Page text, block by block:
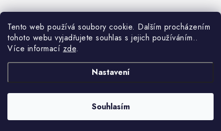
Tento web používá soubory cookie. Dalším procházením
tohoto webu vyjadřujete souhlas s jejich používáním..
Více informací zde.
Nastavení
Souhlasím
Z
á
Najdete nás
Informace pro vás
Dětské čtyřkolky
ROCKETMOTORS.cz. Všechna práva vyhrazena.